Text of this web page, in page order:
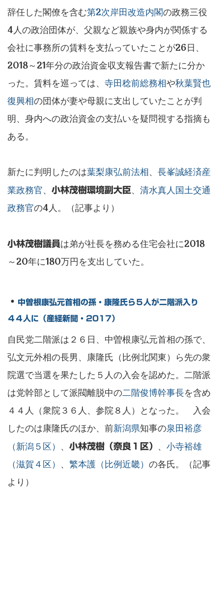
辞任した閣僚を含む第2次岸田改造内閣の政務三役
4人の政治団体が、父親など親族や身内が関係する
会社に事務所の賃料を支払っていたことが26日、
2018～21年分の政治資金収支報告書で新たに分か
った。賃料を巡っては、 寺田稔前総務相や秋葉賢也
復興相の団体が妻や母親に支出していたことが判
明、身内への政治資金の支払いを疑問視する指摘も
ある。
新たに判明したのは葉梨康弘前法相、 長峯誠経済産
業政務官、 小林茂樹環境副大臣、 清水真人国土交通
政務官の4人。（記事より）
小林茂樹議員は弟が社長を務める住宅会社に2018
～20年に180万円を支出していた。
・ 中曽根康弘元首相の孫・康隆氏ら５人が二階派入り
４４人に（産経新聞・2017）
自民党二階派は２６日、中曽根康弘元首相の孫で、
弘文元外相の長男、康隆氏（比例北関東）ら先の衆
院選で当選を果たした５人の入会を認めた。二階派
は党幹部として派閥離脱中の二階俊博幹事長を含め
４４人（衆院３６人、参院８人）となった。 入会
したのは康隆氏のほか、前新潟県知事の泉田裕彦
（新潟５区） 、 小林茂樹（奈良１区） 、 小寺裕雄
（滋賀４区） 、 繁本護（比例近畿） の各氏。（記事
より）